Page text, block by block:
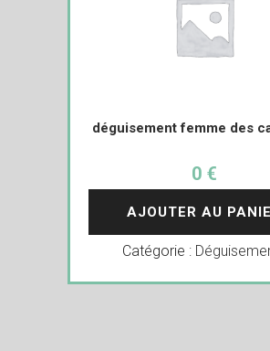
déguisement femme des
0 €
AJOUTER AU
Catégorie :